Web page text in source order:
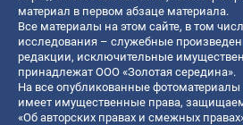
материал в первом абзаце материала.
Все материалы на этом сайте, в том
исследования – служебные
редакции, исключительные
принадлежат ООО «Золотая середина».
На все опубликованные фотоматериалы
имеет имущественные права,
«Об авторских правах и смежных